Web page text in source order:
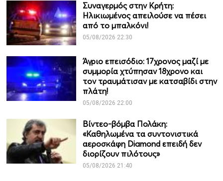
Συναγερμός στην Κρήτη:
Ηλικιωμένος απειλούσε να πέσει
από το μπαλκόνι!
05/08/2026 22:30
Άγριο επεισόδιο: 17χρονος μαζί με
συμμορία χτύπησαν 18χρονο και
τον τραυμάτισαν με κατσαβίδι στην
πλάτη!
05/08/2026 22:00
Βίντεο-βόμβα Πολάκη:
«Καθηλωμένα τα συντονιστικά
αεροσκάφη Diamond επειδή δεν
διορίζουν πιλότους»
05/08/2026 21:40